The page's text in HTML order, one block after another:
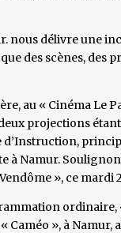
nous délivre une
des scènes, des
au « Cinéma Le
projections
d’Instruction,
Namur.
», ce mardi
ordinaire,
Caméo », à Namur,